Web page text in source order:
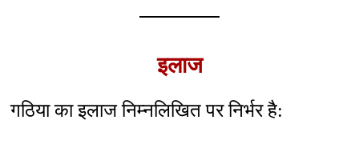
इलाज
गठिया का इलाज निम्नलिखित पर निर्भर है: